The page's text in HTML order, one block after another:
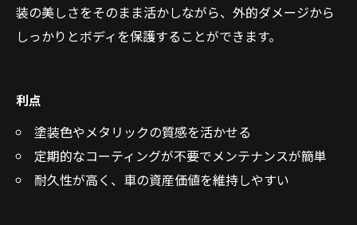
装の美しさをそのまま活かしながら、外的ダメージから
しっかりとボディを保護することができます。
利点
塗装色やメタリックの質感を活かせる
定期的なコーティングが不要でメンテナンスが簡単
耐久性が高く、車の資産価値を維持しやすい